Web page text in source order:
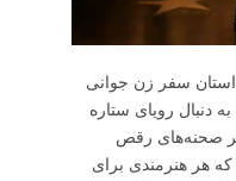
سفر زن جوانی
دنبال رویای ستاره
صحنه‌های رقص
هر هنرمندی برای